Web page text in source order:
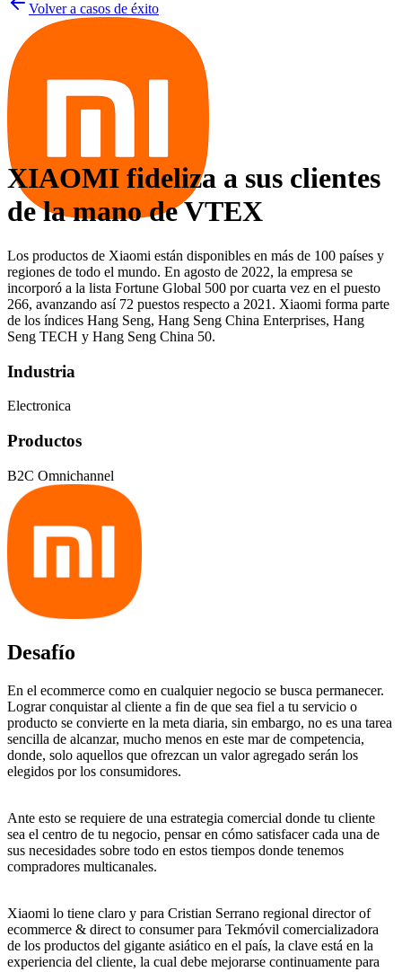
Volver a casos de éxito
XIAOMI fideliza a sus clientes
de la mano de VTEX
Los productos de Xiaomi están disponibles en más de 100 países y
regiones de todo el mundo. En agosto de 2022, la empresa se
incorporó a la lista Fortune Global 500 por cuarta vez en el puesto
266, avanzando así 72 puestos respecto a 2021. Xiaomi forma parte
de los índices Hang Seng, Hang Seng China Enterprises, Hang
Seng TECH y Hang Seng China 50.
Industria
Electronica
Productos
B2C Omnichannel
Desafío
En el ecommerce como en cualquier negocio se busca permanecer.
Lograr conquistar al cliente a fin de que sea fiel a tu servicio o
producto se convierte en la meta diaria, sin embargo, no es una tarea
sencilla de alcanzar, mucho menos en este mar de competencia,
donde, solo aquellos que ofrezcan un valor agregado serán los
elegidos por los consumidores.
Ante esto se requiere de una estrategia comercial donde tu cliente
sea el centro de tu negocio, pensar en cómo satisfacer cada una de
sus necesidades sobre todo en estos tiempos donde tenemos
compradores multicanales.
Xiaomi lo tiene claro y para Cristian Serrano regional director of
ecommerce & direct to consumer para Tekmóvil comercializadora
de los productos del gigante asiático en el país, la clave está en la
experiencia del cliente, la cual debe mejorarse continuamente para